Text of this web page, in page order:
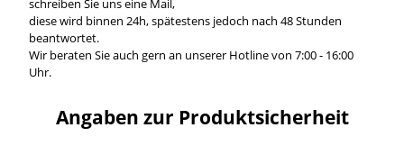
diese wird binnen 24h, spätestens jedoch nach 48 Stunden
beantwortet.
Wir beraten Sie auch gern an unserer Hotline von 7:00 - 16:00
Uhr.
Angaben zur Produktsicherheit